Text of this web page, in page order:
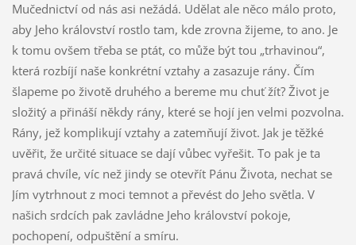
Mučednictví od nás asi nežádá. Udělat ale něco málo proto,
aby Jeho království rostlo tam, kde zrovna žijeme, to ano. Je
k tomu ovšem třeba se ptát, co může být tou „trhavinou“,
která rozbíjí naše konkrétní vztahy a zasazuje rány. Čím
šlapeme po životě druhého a bereme mu chuť žít? Život je
složitý a přináší někdy rány, které se hojí jen velmi pozvolna.
Rány, jež komplikují vztahy a zatemňují život. Jak je těžké
uvěřit, že určité situace se dají vůbec vyřešit. To pak je ta
pravá chvíle, víc než jindy se otevřít Pánu Života, nechat se
Jím vytrhnout z moci temnot a převést do Jeho světla. V
našich srdcích pak zavládne Jeho království pokoje,
pochopení, odpuštění a smíru.